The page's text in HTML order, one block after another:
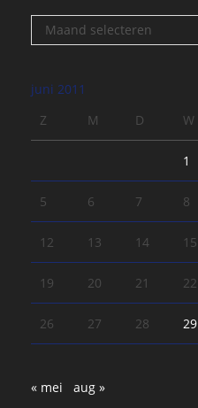
Archief
Maand selecteren
juni 2011
Z
M D W
1
5 6 7 8
12 13 14 15
19 20 21 22
26 27 28 29
« mei aug »